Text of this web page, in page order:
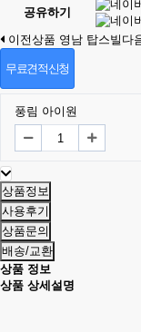
공유하기
이전상품 영남 탑스빌 다
무료견적신청
풍림 아이원
상품정보
사용후기
상품문의
배송/교환
상품 정보
상품 상세설명